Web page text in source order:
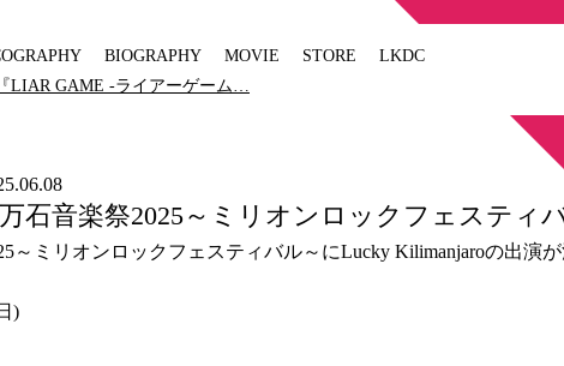
BIOGRAPHY MOVIE STORE
LKDC
LIAR GAME -ライアーゲーム…
万石音楽祭2025～ミリオンロックフェスティ
～ミリオンロックフェスティバル～にLucky Kilimanjaroの出演が
)